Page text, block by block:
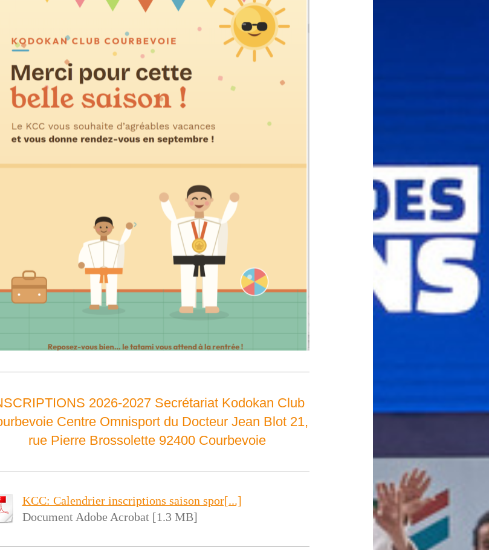
2026-2027 Secrétariat Kodokan Club
Centre Omnisport du Docteur Jean Blot 21,
rue Pierre Brossolette 92400 Courbevoie
KCC: Calendrier inscriptions saison spor[...]
Document Adobe Acrobat [1.3 MB]